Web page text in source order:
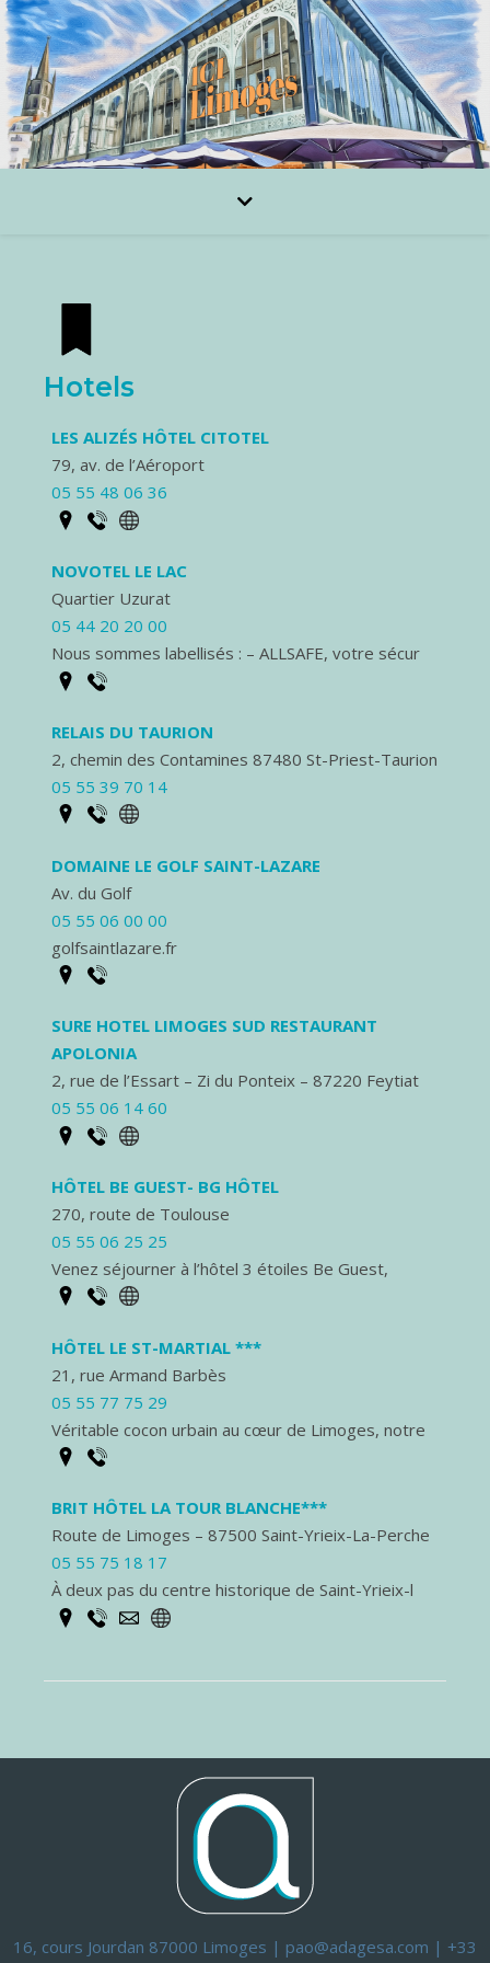
Hotels
LES ALIZÉS HÔTEL CITOTEL
79, av. de l’Aéroport
05 55 48 06 36
NOVOTEL LE LAC
Quartier Uzurat
05 44 20 20 00
Nous sommes labellisés : – ALLSAFE, votre sécur
RELAIS DU TAURION
2, chemin des Contamines 87480 St-Priest-Taurion
05 55 39 70 14
DOMAINE LE GOLF SAINT-LAZARE
Av. du Golf
05 55 06 00 00
golfsaintlazare.fr
SURE HOTEL LIMOGES SUD RESTAURANT
APOLONIA
2, rue de l’Essart – Zi du Ponteix – 87220 Feytiat
05 55 06 14 60
HÔTEL BE GUEST- BG HÔTEL
270, route de Toulouse
05 55 06 25 25
Venez séjourner à l’hôtel 3 étoiles Be Guest,
HÔTEL LE ST-MARTIAL ***
21, rue Armand Barbès
05 55 77 75 29
Véritable cocon urbain au cœur de Limoges, notre
BRIT HÔTEL LA TOUR BLANCHE***
Route de Limoges – 87500 Saint-Yrieix-La-Perche
05 55 75 18 17
À deux pas du centre historique de Saint-Yrieix-l
16, cours Jourdan 87000 Limoges | pao@adagesa.com | +33